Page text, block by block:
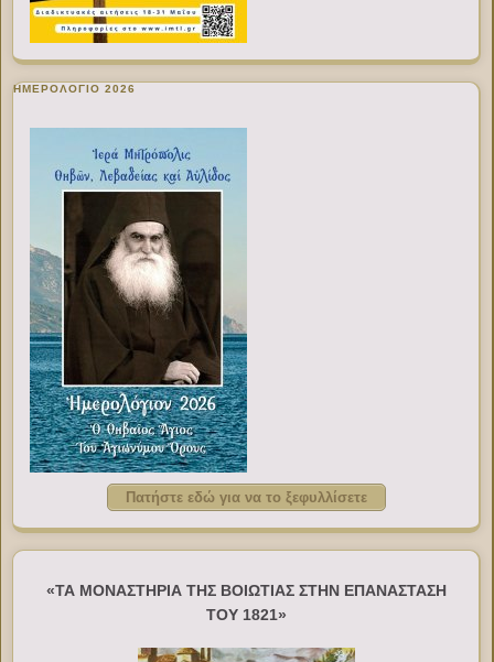
ΗΜΕΡΟΛΟΓΙΟ 2026
Πατήστε εδώ για να το ξεφυλλίσετε
«ΤΑ ΜΟΝΑΣΤΗΡΙΑ ΤΗΣ ΒΟΙΩΤΙΑΣ ΣΤΗΝ ΕΠΑΝΑΣΤΑΣΗ
ΤΟΥ 1821»